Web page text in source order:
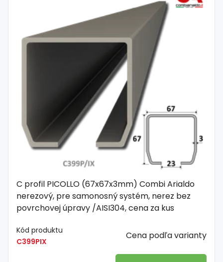
C profil PICOLLO (67x67x3mm) Combi Arialdo
nerezový, pre samonosný systém, nerez bez
povrchovej úpravy /AISI304, cena za kus
Kód produktu
C399PIX
Cena podľa varianty